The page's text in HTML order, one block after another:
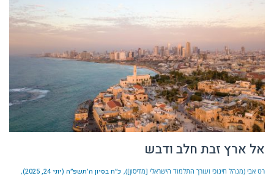
אל ארץ זבת חלב ודבש
רט אבי (מנהל חינוכי ועורך התלמוד הישראלי [מדיסון]) כ״ח בסיון ה׳תשפ״ה (יוני 24, 2025)